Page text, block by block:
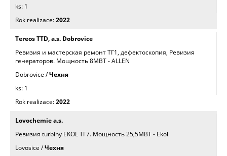
1
2022
Tereos TTD, a.s. Dobrovice
Ревизия и мастерская ремонт ТГ1, дефектоскопия, Ревизия
генераторов. Mощность 8МВТ - ALLEN
Dobrovice /Чехня
1
2022
Lovochemie a.s.
Ревизия turbiny EKOL ТГ7. Mощность 25,5МВТ - Ekol
Lovosice /Чехня